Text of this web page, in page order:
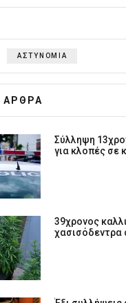
ΑΣΤΥΝΟΜΙΑ
AΡΘΡΑ
Σύλληψη
για κλοπές σε
39χρονος
χασισόδεντρα